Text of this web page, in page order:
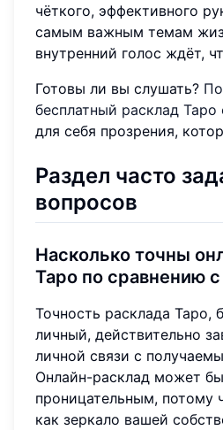
чёткого, эффективного
самым важным темам
внутренний голос ждёт,
Готовы ли вы слушать?
бесплатный расклад Таро
для себя прозрения,
Раздел часто
вопросов
Насколько точны
Таро по сравнению
Точность расклада Таро,
личный, действительно
личной связи с
Онлайн-расклад может
проницательным, потому
как зеркало вашей